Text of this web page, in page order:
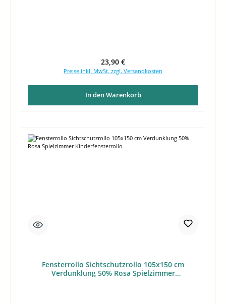
Regulärer Preis:
23,90 €
Preise inkl. MwSt. zzgl. Versandkosten
In den Warenkorb
Fensterrollo Sichtschutzrollo 105x150 cm
Verdunklung 50% Rosa Spielzimmer